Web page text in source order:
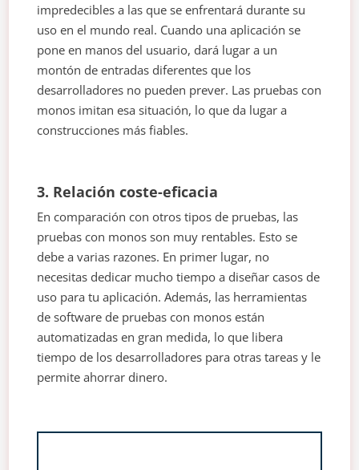
impredecibles a las que se enfrentará durante su
uso en el mundo real. Cuando una aplicación se
pone en manos del usuario, dará lugar a un
montón de entradas diferentes que los
desarrolladores no pueden prever. Las pruebas con
monos imitan esa situación, lo que da lugar a
construcciones más fiables.
3. Relación coste-eficacia
En comparación con otros tipos de pruebas, las
pruebas con monos son muy rentables. Esto se
debe a varias razones. En primer lugar, no
necesitas dedicar mucho tiempo a diseñar casos de
uso para tu aplicación. Además, las herramientas
de software de pruebas con monos están
automatizadas en gran medida, lo que libera
tiempo de los desarrolladores para otras tareas y le
permite ahorrar dinero.